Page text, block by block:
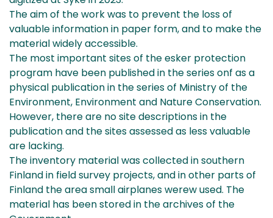
The aim of the work was to prevent the loss of
valuable information in paper form, and to make the
material widely accessible.
The most important sites of the esker protection
program have been published in the series onf as a
physical publication in the series of Ministry of the
Environment, Environment and Nature Conservation.
However, there are no site descriptions in the
publication and the sites assessed as less valuable
are lacking.
The inventory material was collected in southern
Finland in field survey projects, and in other parts of
Finland the area small airplanes werew used. The
material has been stored in the archives of the